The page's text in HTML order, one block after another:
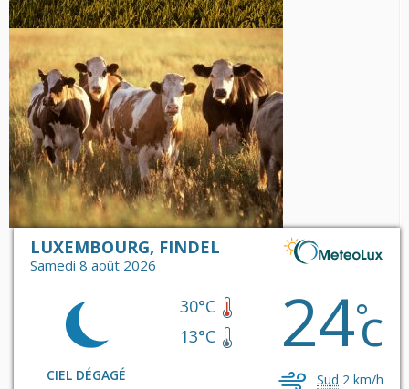
LUXEMBOURG, FINDEL
Samedi 8 août 2026
CIEL DÉGAGÉ
30°C
13°C
24°c
Sud 2 km/h